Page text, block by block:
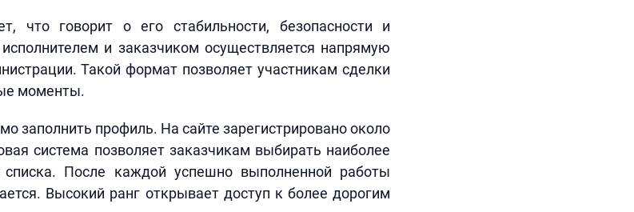
что говорит о его стабильности, безопасности и
и заказчиком осуществляется напрямую
Такой формат позволяет участникам сделки
моменты.
заполнить профиль. На сайте зарегистрировано около
система позволяет заказчикам выбирать наиболее
списка. После каждой успешно выполненной работы
Высокий ранг открывает доступ к более дорогим